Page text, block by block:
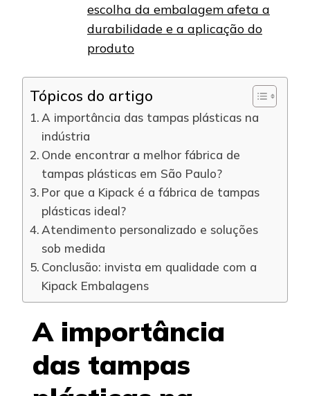
escolha da embalagem afeta a
durabilidade e a aplicação do
produto
Tópicos do artigo
A importância das tampas plásticas na
indústria
Onde encontrar a melhor fábrica de
tampas plásticas em São Paulo?
Por que a Kipack é a fábrica de tampas
plásticas ideal?
Atendimento personalizado e soluções
sob medida
Conclusão: invista em qualidade com a
Kipack Embalagens
A importância
das tampas